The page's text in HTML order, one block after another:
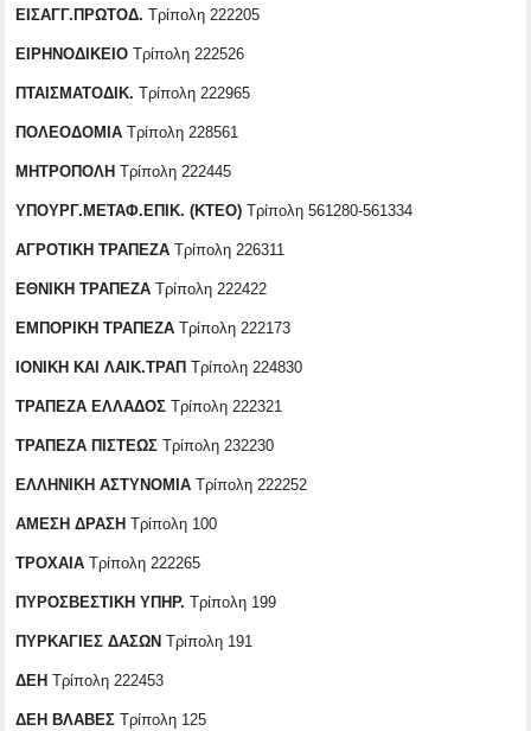
ΕΙΣΑΓΓ.ΠΡΩΤΟΔ. Τρίπολη 222205
ΕΙΡΗΝΟΔΙΚΕΙΟ Τρίπολη 222526
ΠΤΑΙΣΜΑΤΟΔΙΚ. Τρίπολη 222965
ΠΟΛΕΟΔΟΜΙΑ Τρίπολη 228561
ΜΗΤΡΟΠΟΛΗ Τρίπολη 222445
ΥΠΟΥΡΓ.ΜΕΤΑΦ.ΕΠΙΚ. (ΚΤΕΟ) Τρίπολη 561280-561334
ΑΓΡΟΤΙΚΗ ΤΡΑΠΕΖΑ Τρίπολη 226311
ΕΘΝΙΚΗ ΤΡΑΠΕΖΑ Τρίπολη 222422
ΕΜΠΟΡΙΚΗ ΤΡΑΠΕΖΑ Τρίπολη 222173
ΙΟΝΙΚΗ ΚΑΙ ΛΑΙΚ.ΤΡΑΠ Τρίπολη 224830
ΤΡΑΠΕΖΑ ΕΛΛΑΔΟΣ Τρίπολη 222321
ΤΡΑΠΕΖΑ ΠΙΣΤΕΩΣ Τρίπολη 232230
ΕΛΛΗΝΙΚΗ ΑΣΤΥΝΟΜΙΑ Τρίπολη 222252
ΑΜΕΣΗ ΔΡΑΣΗ Τρίπολη 100
ΤΡΟΧΑΙΑ Τρίπολη 222265
ΠΥΡΟΣΒΕΣΤΙΚΗ ΥΠΗΡ. Τρίπολη 199
ΠΥΡΚΑΓΙΕΣ ΔΑΣΩΝ Τρίπολη 191
ΔΕΗ Τρίπολη 222453
ΔΕΗ ΒΛΑΒΕΣ Τρίπολη 125